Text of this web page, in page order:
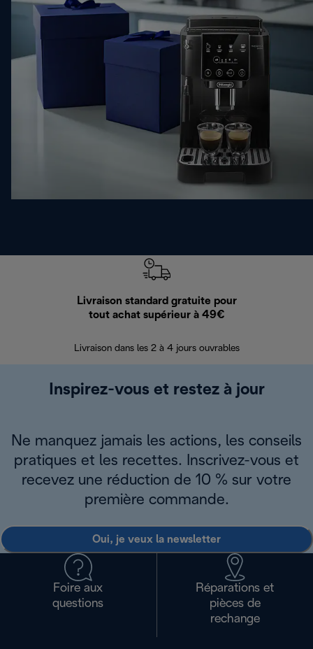
Livraison standard gratuite pour
tout achat supérieur à 49€
Livraison dans les 2 à 4 jours ouvrables
Inspirez-vous et restez à jour
Ne manquez jamais les actions, les conseils
pratiques et les recettes. Inscrivez-vous et
recevez une réduction de 10 % sur votre
première commande.
Oui, je veux la newsletter
Foire aux
questions
Réparations et
pièces de
rechange